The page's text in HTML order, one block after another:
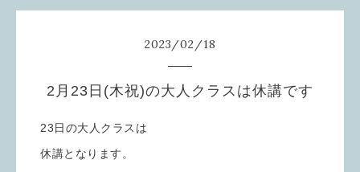
2023/02/18
2月23日(木祝)の大人クラスは休講です
23日の大人クラスは
休講となります。